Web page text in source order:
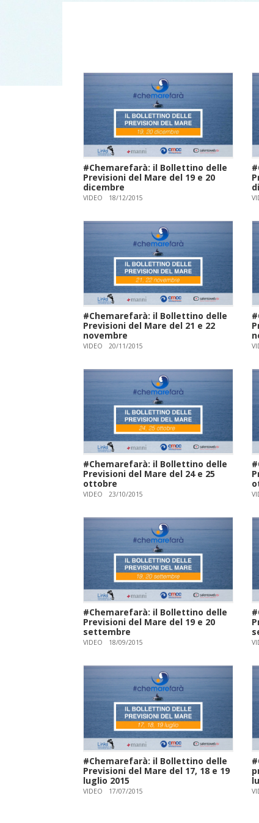
#Chemarefarà: il Bollettino delle
Previsioni del Mare del 19 e 20
dicembre
VIDEO 18/12/2015
#Chemarefarà: il Bollettino delle
Previsioni del Mare del 21 e 22
novembre
VIDEO 20/11/2015
#Chemarefarà: il Bollettino delle
Previsioni del Mare del 24 e 25
ottobre
VIDEO 23/10/2015
#Chemarefarà: il Bollettino delle
Previsioni del Mare del 19 e 20
settembre
VIDEO 18/09/2015
#Chemarefarà: il Bollettino delle
Previsioni del Mare del 17, 18 e 19
luglio 2015
VIDEO 17/07/2015